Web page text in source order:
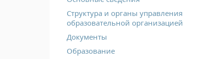
Структура и органы управления
образовательной организацией
Документы
Образование